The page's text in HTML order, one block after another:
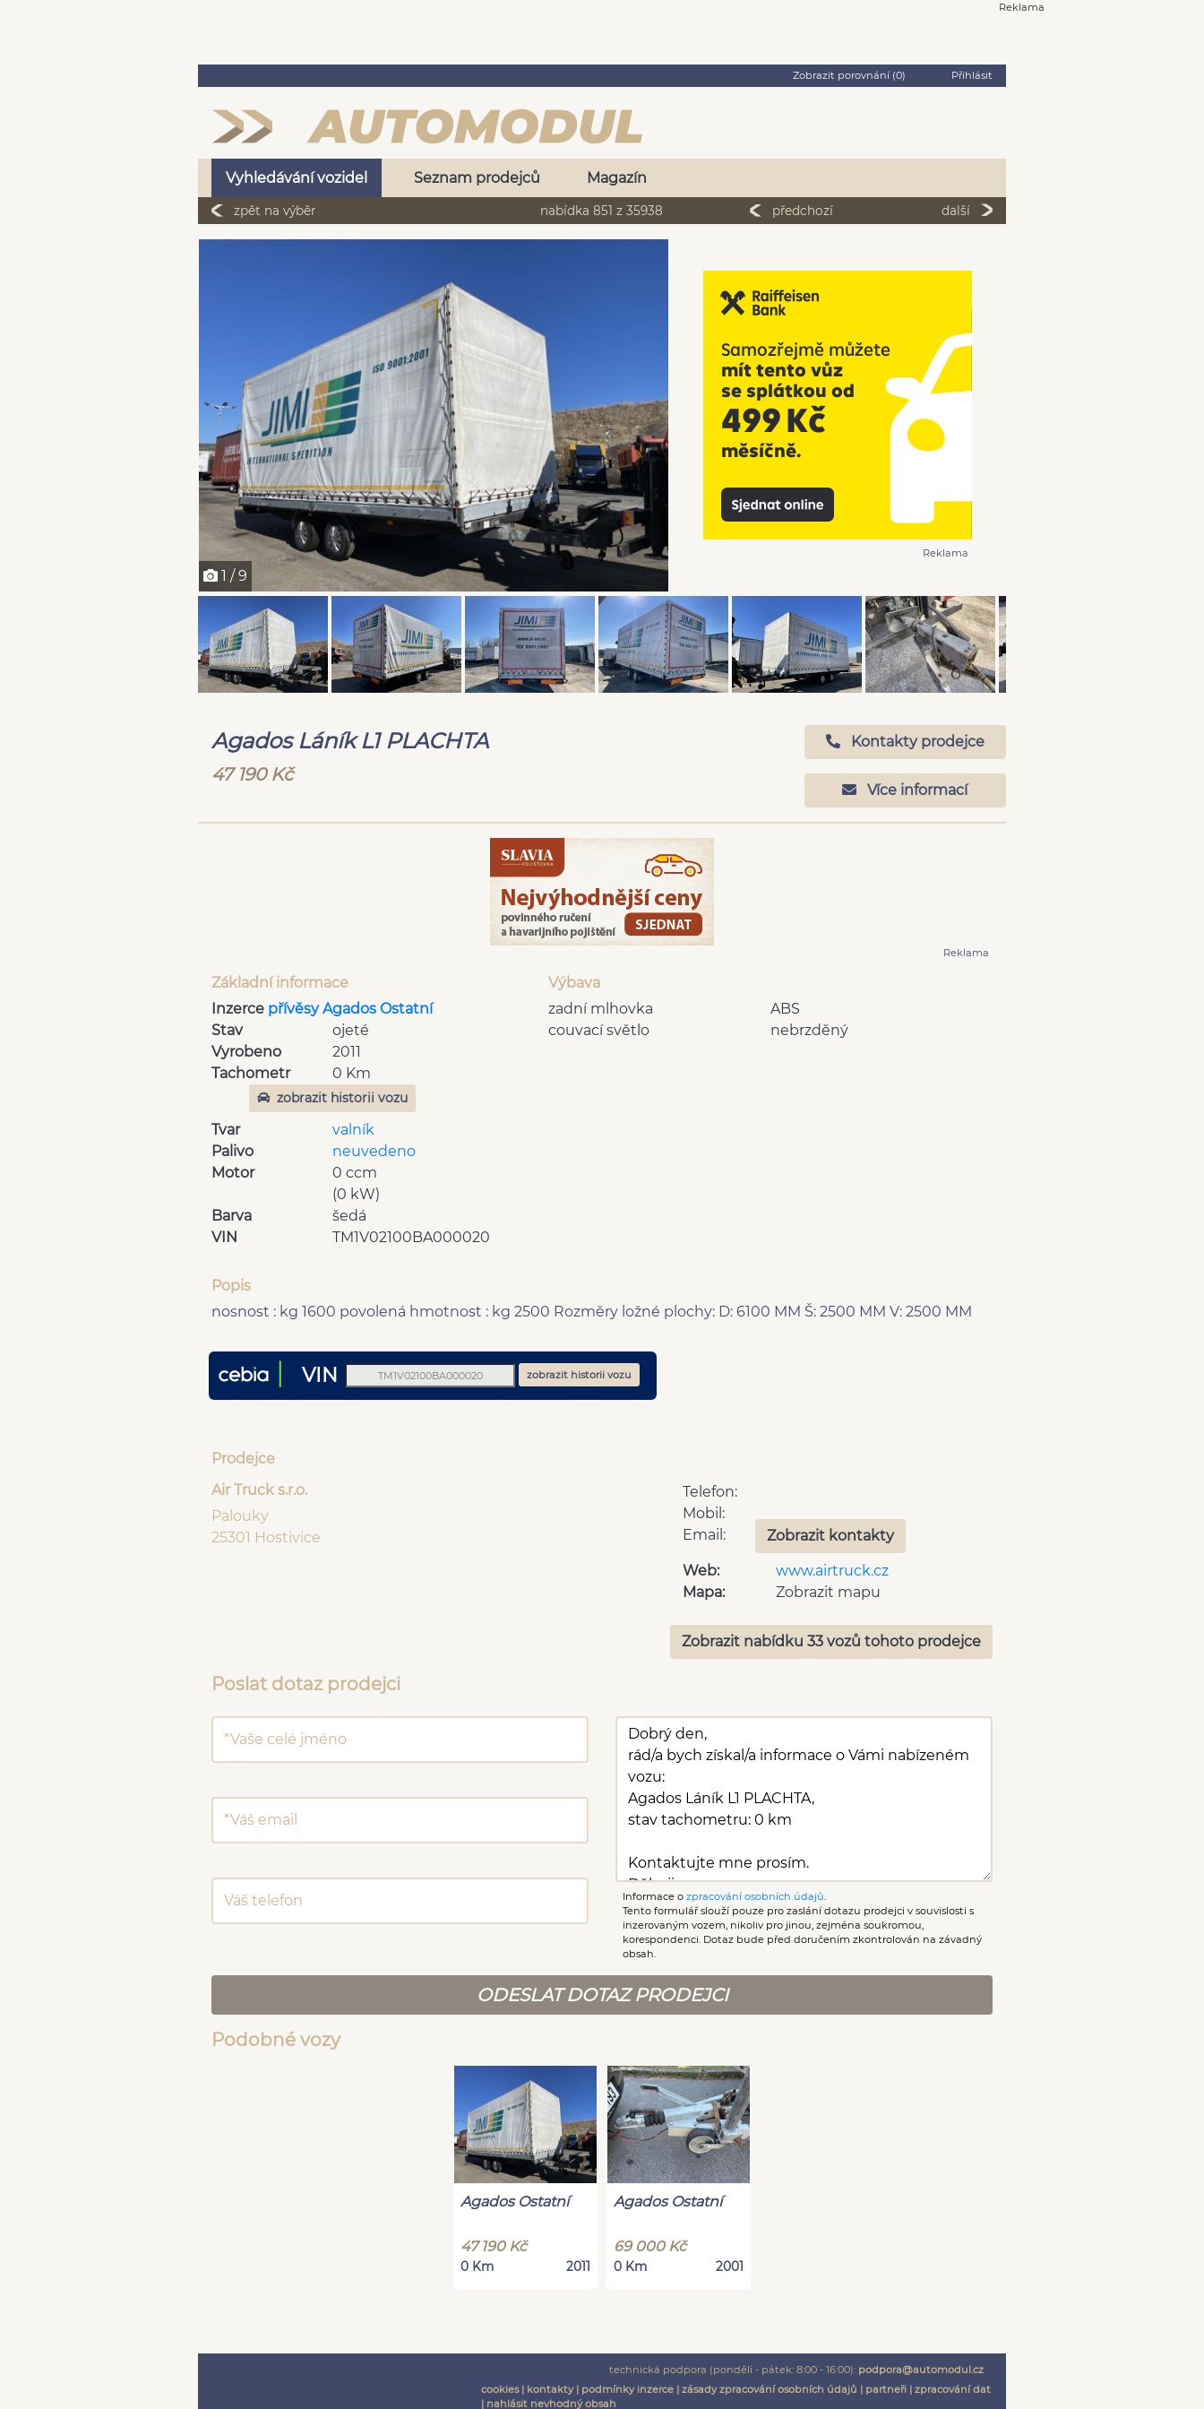
Reklama
Zobrazit porovnání (0) Přihlásit
Vyhledávání vozidel Seznam prodejců Magazín
zpět na výběr nabídka 851 z 35938 předchozí další
1 / 9
Reklama
Agados Láník L1 PLACHTA
47 190 Kč
Kontakty prodejce
Více informací
Reklama
Základní informace
Inzerce přívěsy Agados Ostatní
Stav
ojeté
Vyrobeno
2011
Tachometr
0 Km
zobrazit historii vozu
Tvar
valník
Palivo
neuvedeno
Motor
0 ccm
(0 kW)
Barva
šedá
VIN
TM1V02100BA000020
Výbava
ABS
zadní mlhovka
nebrzděný
couvací světlo
Popis
nosnost : kg 1600 povolená hmotnost : kg 2500 Rozměry ložné plochy: D: 6100 MM Š: 2500 MM V: 2500 MM
VIN zobrazit historii vozu
Prodejce
Air Truck s.r.o.
Palouky
25301 Hostivice
Telefon:
Mobil:
Email:
Zobrazit kontakty
Web:
www.airtruck.cz
Mapa:
Zobrazit mapu
Zobrazit nabídku 33 vozů tohoto prodejce
Poslat dotaz prodejci
Informace o zpracování osobních údajů
Tento formulář slouží pouze pro zaslání dotazu prodejci v souvislosti s
inzerovaným vozem, nikoliv pro jinou, zejména soukromou,
korespondenci. Dotaz bude před doručením zkontrolován na závadný
obsah.
ODESLAT DOTAZ PRODEJCI
Podobné vozy
Agados Ostatní
47 190 Kč
0 Km 2011
Agados Ostatní
69 000 Kč
0 Km 2001
technická podpora (pondělí - pátek: 8:00 - 16:00): podpora@automodul.cz
cookies| kontakty| podmínky inzerce| zásady zpracování osobních údajů | partneři| zpracování dat
| nahlásit nevhodný obsah